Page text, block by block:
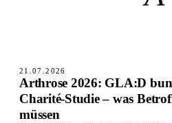
21.07.2026
Arthrose 2026: GLA:D
Charité-Studie – was
müssen